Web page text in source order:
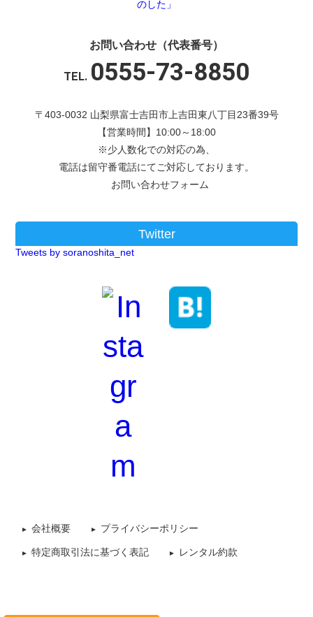
お問い合わせ（代表番号）
TEL. 0555-73-8850
〒403-0032 山梨県富士吉田市上吉田東八丁目23番39号
【営業時間】10:00～18:00
※少人数化での対応の為、
電話は留守番電話にてご対応しております。
お問い合わせフォーム
Twitter
Tweets by soranoshita_net
会社概要 プライバシーポリシー
特定商取引法に基づく表記 レンタル約款